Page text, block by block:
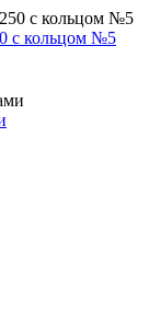
с кольцом №5